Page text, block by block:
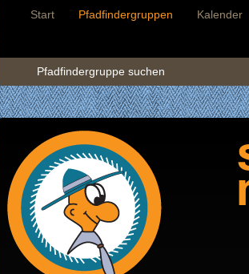
Start Pfadfindergruppen Kalender
Pfadfindergruppe suchen